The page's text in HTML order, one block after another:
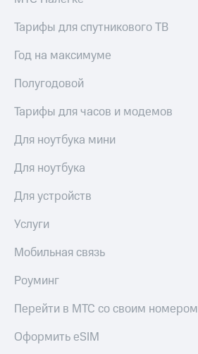
Тарифы для спутникового ТВ
Год на максимуме
Полугодовой
Тарифы для часов и модемов
Для ноутбука мини
Для ноутбука
Для устройств
Услуги
Мобильная связь
Роуминг
Перейти в МТС со своим номером
Оформить eSIM